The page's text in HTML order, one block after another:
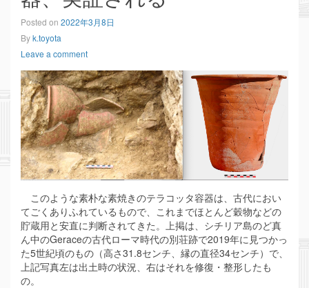
Posted on 2022年3月8日
Byk.toyota
Leave a comment
このような素朴な素焼きのテラコッタ容器は、古代におい
てごくありふれているもので、これまでほとんど穀物などの
貯蔵用と安直に判断されてきた。上掲は、シチリア島のど真
ん中のGeraceの古代ローマ時代の別荘跡で2019年に見つかっ
た5世紀頃のもの（高さ31.8センチ、縁の直径34センチ）で、
上記写真左は出土時の状況、右はそれを修復・整形したも
の。